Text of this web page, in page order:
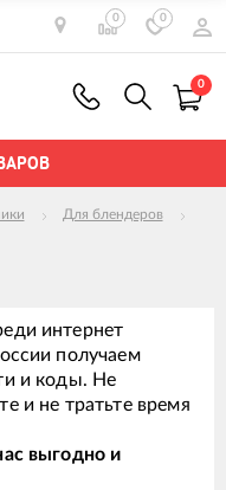
0 0
0
Для блендеров
интернет
получаем
и коды. Не
и не тратьте время
выгодно и